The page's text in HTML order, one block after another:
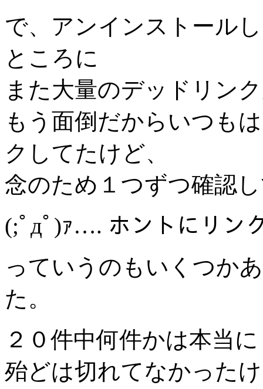
で、アンインストール
ところに
また大量のデッドリン
もう面倒だからいつも
クしてたけど、
念のため１つずつ確認
(;ﾟдﾟ)ｧ…. ホントにリン
っていうのもいくつか
た。
２０件中何件かは本当
殆どは切れてなかった